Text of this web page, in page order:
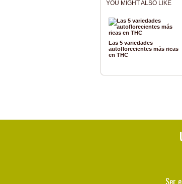
YOU MIGHT ALSO LIKE
Las 5 variedades
autoflorecientes más ricas
en THC
Ser